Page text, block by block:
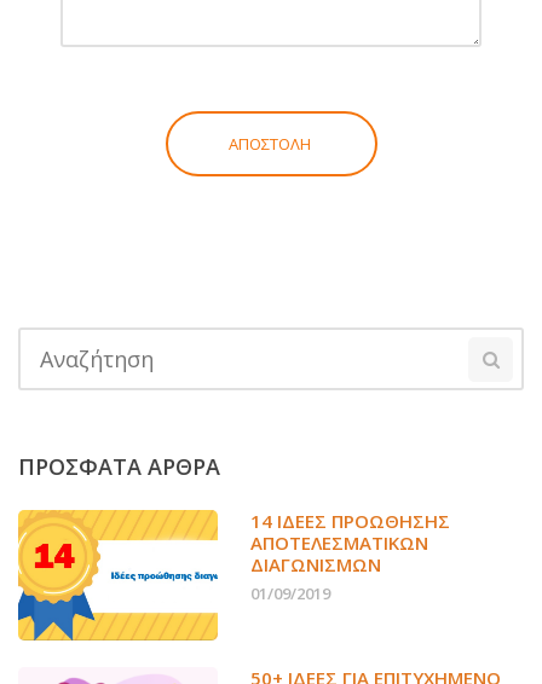
ΠΡΟΣΦΑΤΑ ΑΡΘΡΑ
14 ΙΔΈΕΣ ΠΡΟΏΘΗΣΗΣ
ΑΠΟΤΕΛΕΣΜΑΤΙΚΏΝ
ΔΙΑΓΩΝΙΣΜΏΝ
01/09/2019
50+ ΙΔΕΕΣ ΓΙΑ ΕΠΙΤΥΧΗΜΕΝΟ